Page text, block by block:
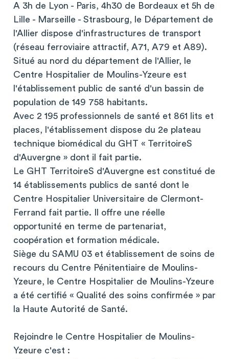
A 3h de Lyon - Paris, 4h30 de Bordeaux et 5h de
Lille - Marseille - Strasbourg, le Département de
l'Allier dispose d'infrastructures de transport
(réseau ferroviaire attractif, A71, A79 et A89).
Situé au nord du département de l'Allier, le
Centre Hospitalier de Moulins-Yzeure est
l'établissement public de santé d'un bassin de
population de 149 758 habitants.
Avec 2 195 professionnels de santé et 861 lits et
places, l'établissement dispose du 2e plateau
technique biomédical du GHT « TerritoireS
d'Auvergne » dont il fait partie.
Le GHT TerritoireS d'Auvergne est constitué de
14 établissements publics de santé dont le
Centre Hospitalier Universitaire de Clermont-
Ferrand fait partie. Il offre une réelle
opportunité en terme de partenariat,
coopération et formation médicale.
Siège du SAMU 03 et établissement de soins de
recours du Centre Pénitentiaire de Moulins-
Yzeure, le Centre Hospitalier de Moulins-Yzeure
a été certifié « Qualité des soins confirmée » par
la Haute Autorité de Santé.
Rejoindre le Centre Hospitalier de Moulins-
Yzeure c'est :